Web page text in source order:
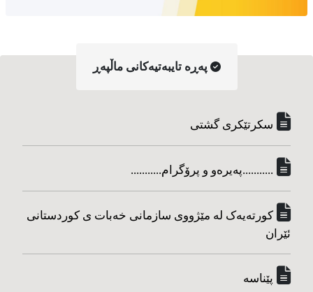
په‌ڕه‌ تایبه‌تیه‌کانی ماڵپه‌ڕ
سکرتێکری گشتی
...........په‌یره‌و و پرۆگرام...........
کورته‌یه‌ک له مێژووی سازمانی خه‌بات ی کوردستانی
ئێران
پێناسه‌